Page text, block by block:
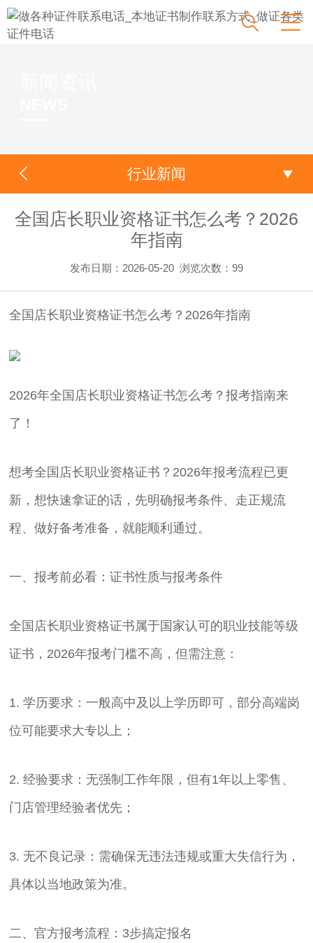
行业新闻
全国店长职业资格证书怎么考？2026
年指南
发布日期：2026-05-20 浏览次数：99
全国店长职业资格证书怎么考？2026年指南
2026年全国店长职业资格证书怎么考？报考指南来
了！
想考全国店长职业资格证书？2026年报考流程已更
新，想快速拿证的话，先明确报考条件、走正规流
程、做好备考准备，就能顺利通过。
一、报考前必看：证书性质与报考条件
全国店长职业资格证书属于国家认可的职业技能等级
证书，2026年报考门槛不高，但需注意：
1. 学历要求：一般高中及以上学历即可，部分高端岗
位可能要求大专以上；
2. 经验要求：无强制工作年限，但有1年以上零售、
门店管理经验者优先；
3. 无不良记录：需确保无违法违规或重大失信行为，
具体以当地政策为准。
二、官方报考流程：3步搞定报名